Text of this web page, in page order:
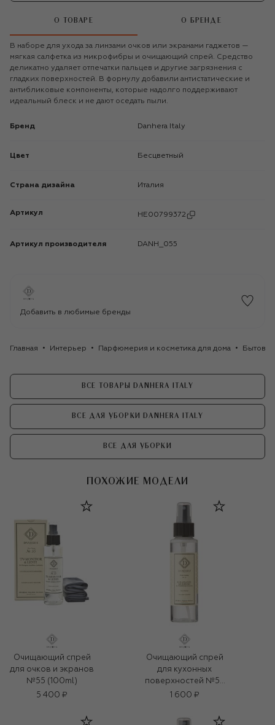
О ТОВАРЕ О БРЕНДЕ
В наборе для ухода за линзами очков или экранами гаджетов —
мягкая салфетка из микрофибры и очищающий спрей. Средство
деликатно удаляет отпечатки пальцев и другие загрязнения с
гладких поверхностей. В формулу добавили антистатические и
антибликовые компоненты, которые надолго поддерживают
идеальный блеск и не дают оседать пыли.
Бренд Danhera Italy
Цвет Бесцветный
Страна дизайна Италия
Артикул HE00799372
Артикул производителя DANH_055
Добавить в любимые бренды
Главная Интерьер Парфюмерия и косметика для дома
ВСЕ ТОВАРЫ DANHERA ITALY
ВСЕ ДЛЯ УБОРКИ DANHERA ITALY
ВСЕ ДЛЯ УБОРКИ
ПОХОЖИЕ МОДЕЛИ
Очищающий спрей
для очков и экранов
№55 (100ml)
5 400 ₽
Очищающий спрей
для кухонных
поверхностей №52
(100ml)
1 600 ₽